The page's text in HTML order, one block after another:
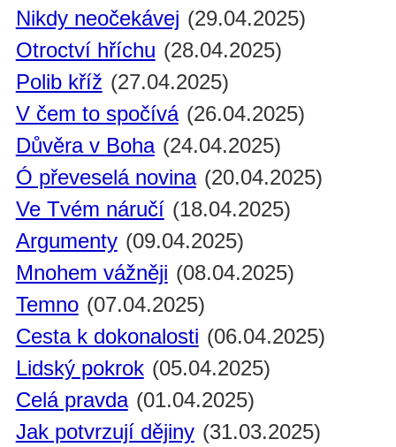
Nikdy neočekávej (29.04.2025)
Otroctví hříchu (28.04.2025)
Polib kříž (27.04.2025)
V čem to spočívá (26.04.2025)
Důvěra v Boha (24.04.2025)
Ó převeselá novina (20.04.2025)
Ve Tvém náručí (18.04.2025)
Argumenty (09.04.2025)
Mnohem vážněji (08.04.2025)
Temno (07.04.2025)
Cesta k dokonalosti (06.04.2025)
Lidský pokrok (05.04.2025)
Celá pravda (01.04.2025)
Jak potvrzují dějiny (31.03.2025)